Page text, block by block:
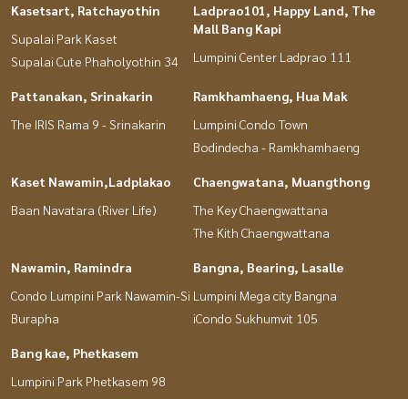
Kasetsart, Ratchayothin
Supalai Park Kaset
Supalai Cute Phaholyothin 34
Ladprao101, Happy Land, The
Mall Bang Kapi
Lumpini Center Ladprao 111
Pattanakan, Srinakarin
The IRIS Rama 9 - Srinakarin
Ramkhamhaeng, Hua Mak
Lumpini Condo Town
Bodindecha - Ramkhamhaeng
Kaset Nawamin,Ladplakao
Baan Navatara (River Life)
Chaengwatana, Muangthong
The Key Chaengwattana
The Kith Chaengwattana
Nawamin, Ramindra
Condo Lumpini Park Nawamin-Si
Burapha
Bangna, Bearing, Lasalle
Lumpini Mega city Bangna
iCondo Sukhumvit 105
Bang kae, Phetkasem
Lumpini Park Phetkasem 98